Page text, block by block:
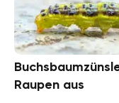
Raupen aus